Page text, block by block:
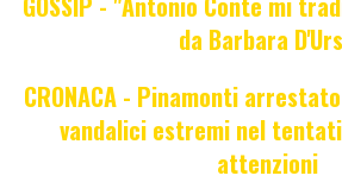
da Barbara
CRONACA - Pinamonti
vandalici estremi nel
attenzioni